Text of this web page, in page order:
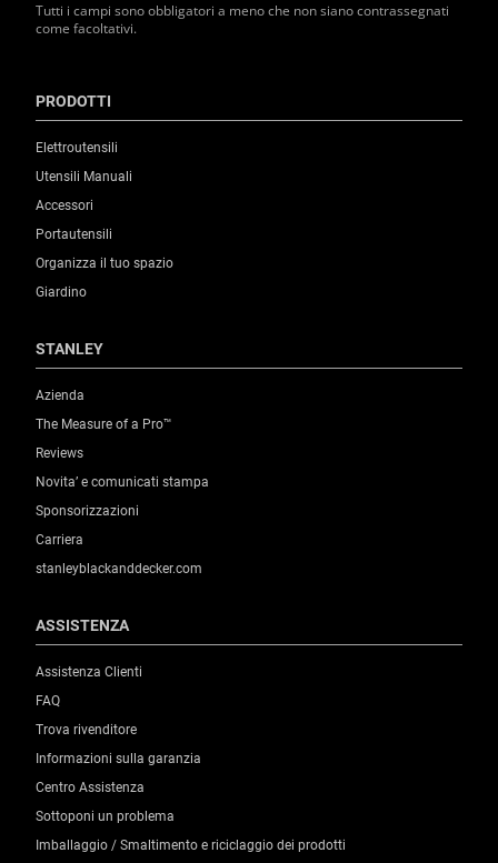
Tutti i campi sono obbligatori a meno che non siano contrassegnati
come facoltativi.
PRODOTTI
Elettroutensili
Utensili Manuali
Accessori
Portautensili
Organizza il tuo spazio
Giardino
STANLEY
Azienda
The Measure of a Pro™
Reviews
Novita’ e comunicati stampa
Sponsorizzazioni
Carriera
stanleyblackanddecker.com
ASSISTENZA
Assistenza Clienti
FAQ
Trova rivenditore
Informazioni sulla garanzia
Centro Assistenza
Sottoponi un problema
Imballaggio / Smaltimento e riciclaggio dei prodotti